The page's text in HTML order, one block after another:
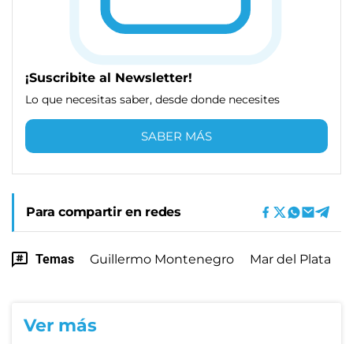
¡Suscribite al Newsletter!
Lo que necesitas saber, desde donde necesites
SABER MÁS
Para compartir en redes
Temas Guillermo Montenegro Mar del Plata
Ver más